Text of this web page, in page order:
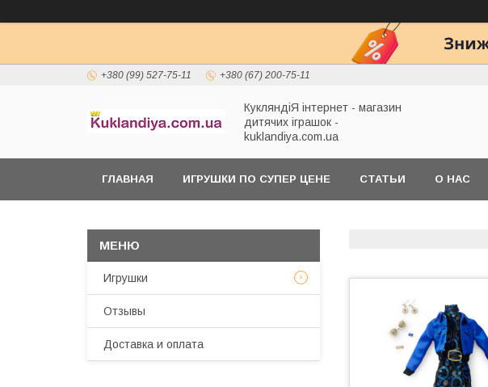
+380 (99) 527-75-11 +380 (67) 200-75-11
КукляндіЯ інтернет - магазин
дитячих іграшок -
kuklandiya.com.ua
ГЛАВНАЯ ИГРУШКИ ПО СУПЕР ЦЕНЕ СТАТЬИ О НАС
Игрушки
Отзывы
Доставка и оплата